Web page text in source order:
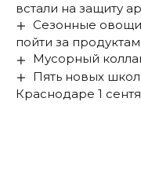
встали на защиту
Сезонные
пойти за
Мусорный
Пять новых
Краснодаре 1